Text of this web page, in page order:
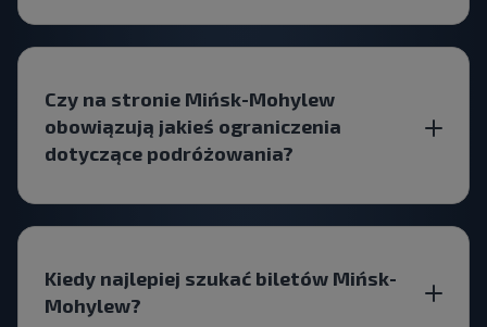
Czy na stronie Mińsk-Mohylew
obowiązują jakieś ograniczenia
dotyczące podróżowania?
Kiedy najlepiej szukać biletów Mińsk-
Mohylew?